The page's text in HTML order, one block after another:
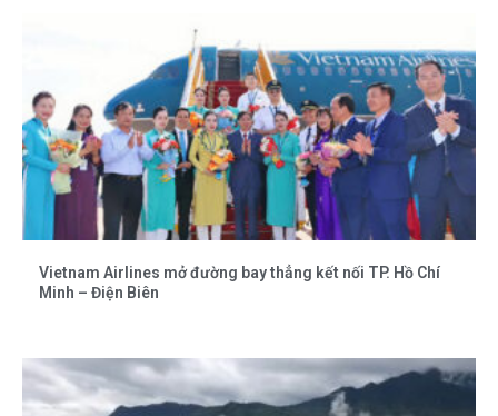
Vietnam Airlines mở đường bay thẳng kết nối TP. Hồ Chí
Minh – Điện Biên